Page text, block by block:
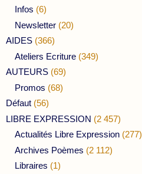
Infos (6)
Newsletter (20)
AIDES (366)
Ateliers Ecriture (349)
AUTEURS (69)
Promos (68)
Défaut (56)
LIBRE EXPRESSION (2 457)
Actualités Libre Expression (277)
Archives Poèmes (2 112)
Libraires (1)